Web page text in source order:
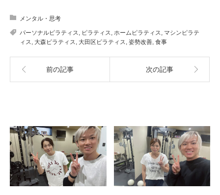
メンタル・思考
パーソナルピラティス, ピラティス, ホームピラティス, マシンピラテ
ィス, 大森ピラティス, 大田区ピラティス, 姿勢改善, 食事
前の記事 次の記事